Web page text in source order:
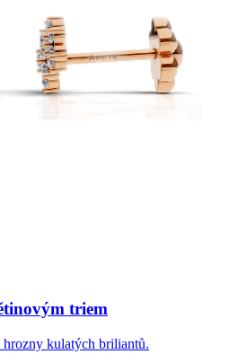
triem
kulatých briliantů.